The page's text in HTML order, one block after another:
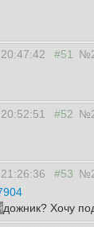
#51
#52
#53
дожник? Хочу